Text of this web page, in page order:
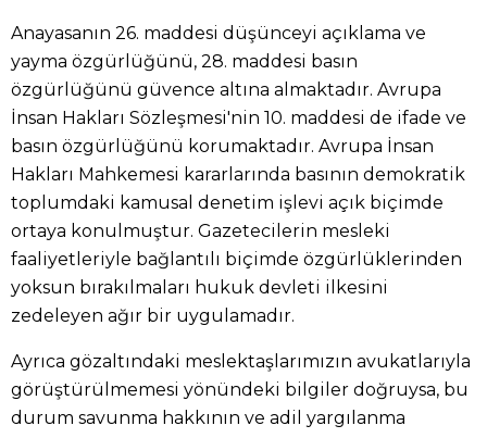
Anayasanın 26. maddesi düşünceyi açıklama ve
yayma özgürlüğünü, 28. maddesi basın
özgürlüğünü güvence altına almaktadır. Avrupa
İnsan Hakları Sözleşmesi'nin 10. maddesi de ifade ve
basın özgürlüğünü korumaktadır. Avrupa İnsan
Hakları Mahkemesi kararlarında basının demokratik
toplumdaki kamusal denetim işlevi açık biçimde
ortaya konulmuştur. Gazetecilerin mesleki
faaliyetleriyle bağlantılı biçimde özgürlüklerinden
yoksun bırakılmaları hukuk devleti ilkesini
zedeleyen ağır bir uygulamadır.
Ayrıca gözaltındaki meslektaşlarımızın avukatlarıyla
görüştürülmemesi yönündeki bilgiler doğruysa, bu
durum savunma hakkının ve adil yargılanma